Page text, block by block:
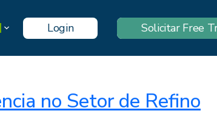
Login Solicitar Free
no Setor de Refino